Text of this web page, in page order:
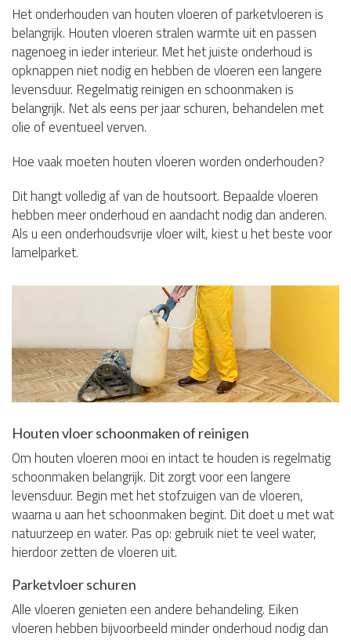
Het onderhouden van houten vloeren of parketvloeren is
belangrijk. Houten vloeren stralen warmte uit en passen
nagenoeg in ieder interieur. Met het juiste onderhoud is
opknappen niet nodig en hebben de vloeren een langere
levensduur. Regelmatig reinigen en schoonmaken is
belangrijk. Net als eens per jaar schuren, behandelen met
olie of eventueel verven.
Hoe vaak moeten houten vloeren worden onderhouden?
Dit hangt volledig af van de houtsoort. Bepaalde vloeren
hebben meer onderhoud en aandacht nodig dan anderen.
Als u een onderhoudsvrije vloer wilt, kiest u het beste voor
lamelparket.
Houten vloer schoonmaken of reinigen
Om houten vloeren mooi en intact te houden is regelmatig
schoonmaken belangrijk. Dit zorgt voor een langere
levensduur. Begin met het stofzuigen van de vloeren,
waarna u aan het schoonmaken begint. Dit doet u met wat
natuurzeep en water. Pas op: gebruik niet te veel water,
hierdoor zetten de vloeren uit.
Parketvloer schuren
Alle vloeren genieten een andere behandeling. Eiken
vloeren hebben bijvoorbeeld minder onderhoud nodig dan